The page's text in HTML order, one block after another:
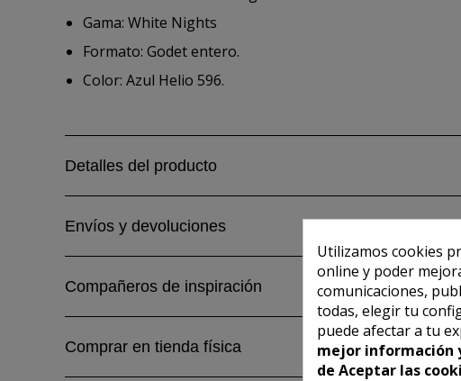
Gama: White Nights
Formato: Godet entero.
Color: Azul Helio 596.
Detalles del producto
Envíos y devoluciones
Compañeros de inspiración
Comprar en tienda física
Utilizamos cookies
online y poder
comunicaciones,
todas, elegir tu
puede afectar a tu
mejor información
de Aceptar las